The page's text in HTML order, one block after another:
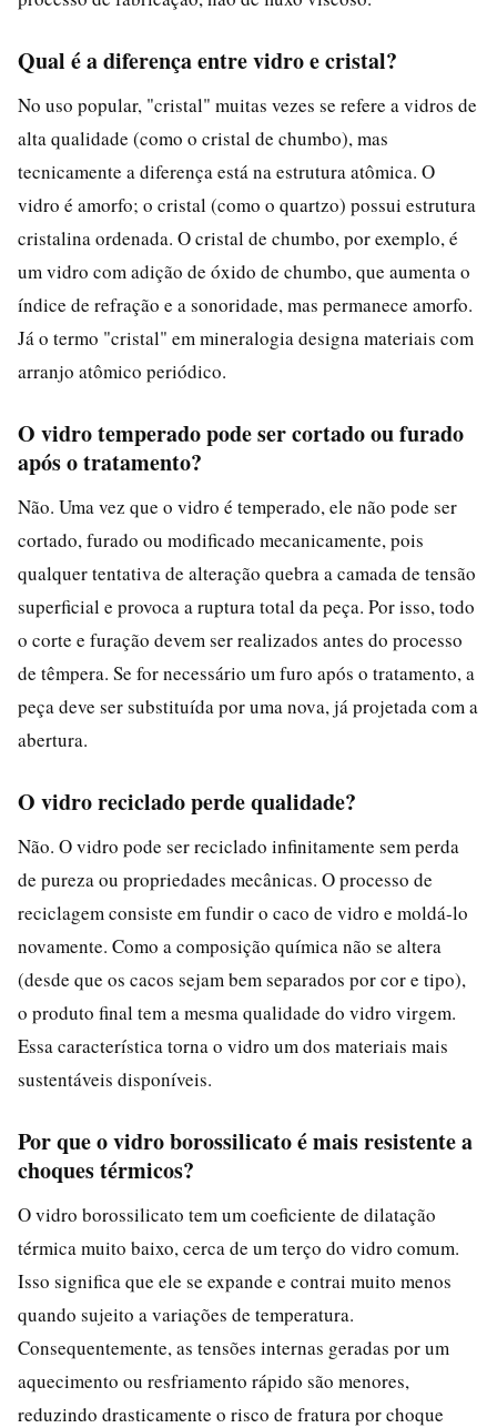
Qual é a diferença entre vidro e cristal?
No uso popular, "cristal" muitas vezes se refere a vidros de
alta qualidade (como o cristal de chumbo), mas
tecnicamente a diferença está na estrutura atômica. O
vidro é amorfo; o cristal (como o quartzo) possui estrutura
cristalina ordenada. O cristal de chumbo, por exemplo, é
um vidro com adição de óxido de chumbo, que aumenta o
índice de refração e a sonoridade, mas permanece amorfo.
Já o termo "cristal" em mineralogia designa materiais com
arranjo atômico periódico.
O vidro temperado pode ser cortado ou furado
após o tratamento?
Não. Uma vez que o vidro é temperado, ele não pode ser
cortado, furado ou modificado mecanicamente, pois
qualquer tentativa de alteração quebra a camada de tensão
superficial e provoca a ruptura total da peça. Por isso, todo
o corte e furação devem ser realizados antes do processo
de têmpera. Se for necessário um furo após o tratamento, a
peça deve ser substituída por uma nova, já projetada com a
abertura.
O vidro reciclado perde qualidade?
Não. O vidro pode ser reciclado infinitamente sem perda
de pureza ou propriedades mecânicas. O processo de
reciclagem consiste em fundir o caco de vidro e moldá-lo
novamente. Como a composição química não se altera
(desde que os cacos sejam bem separados por cor e tipo),
o produto final tem a mesma qualidade do vidro virgem.
Essa característica torna o vidro um dos materiais mais
sustentáveis disponíveis.
Por que o vidro borossilicato é mais resistente a
choques térmicos?
O vidro borossilicato tem um coeficiente de dilatação
térmica muito baixo, cerca de um terço do vidro comum.
Isso significa que ele se expande e contrai muito menos
quando sujeito a variações de temperatura.
Consequentemente, as tensões internas geradas por um
aquecimento ou resfriamento rápido são menores,
reduzindo drasticamente o risco de fratura por choque